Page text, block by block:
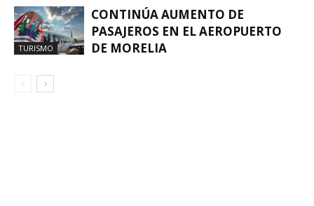
TURISMO
CONTINÚA AUMENTO DE
PASAJEROS EN EL AEROPUERTO
DE MORELIA